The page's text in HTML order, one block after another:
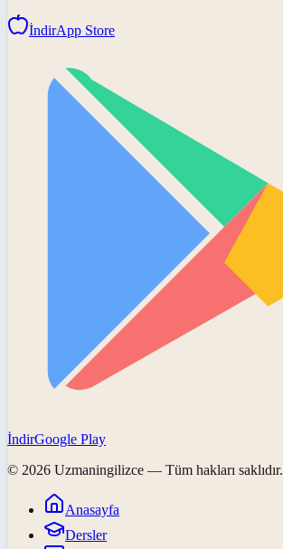
İndirApp Store
İndirGoogle Play
© 2026 Uzmaningilizce — Tüm hakları saklıdır.
Anasayfa
Dersler